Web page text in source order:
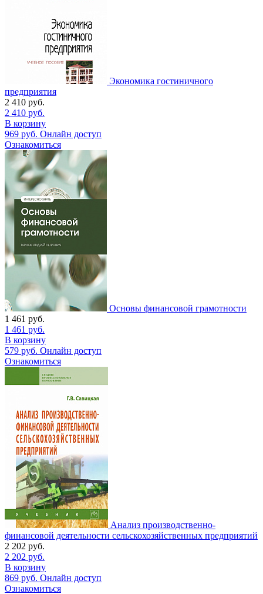
Экономика гостиничного
предприятия
2 410 руб.
2 410 руб.
В корзину
969 руб. Онлайн доступ
Ознакомиться
Основы финансовой грамотности
1 461 руб.
1 461 руб.
В корзину
579 руб. Онлайн доступ
Ознакомиться
Анализ производственно-
финансовой деятельности сельскохозяйственных предприятий
2 202 руб.
2 202 руб.
В корзину
869 руб. Онлайн доступ
Ознакомиться